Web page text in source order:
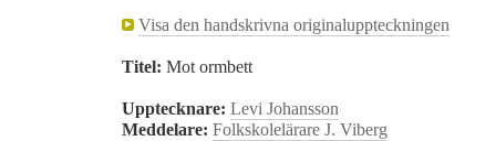
Visa den handskrivna originaluppteckningen
Titel: Mot ormbett
Upptecknare: Levi Johansson
Meddelare: Folkskolelärare J. Viberg